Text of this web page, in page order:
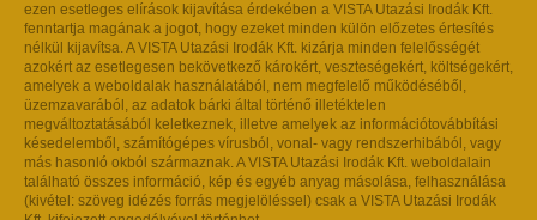
ezen esetleges elírások kijavítása érdekében a VISTA Utazási Irodák Kft.
fenntartja magának a jogot, hogy ezeket minden külön előzetes értesítés
nélkül kijavítsa. A VISTA Utazási Irodák Kft. kizárja minden felelősségét
azokért az esetlegesen bekövetkező károkért, veszteségekért, költségekért,
amelyek a weboldalak használatából, nem megfelelő működéséből,
üzemzavarából, az adatok bárki által történő illetéktelen
megváltoztatásából keletkeznek, illetve amelyek az információtovábbítási
késedelemből, számítógépes vírusból, vonal- vagy rendszerhibából, vagy
más hasonló okból származnak. A VISTA Utazási Irodák Kft. weboldalain
található összes információ, kép és egyéb anyag másolása, felhasználása
(kivétel: szöveg idézés forrás megjelöléssel) csak a VISTA Utazási Irodák